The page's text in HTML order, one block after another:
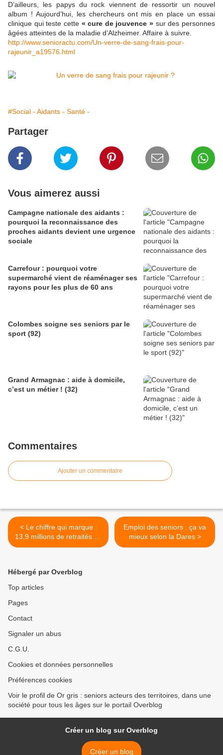
D’ailleurs, les papys du rock viennent de ressortir un nouvel
album ! Aujourd’hui, les chercheurs ont mis en place un essai
clinique qui teste cette « cure de jouvence » sur des personnes
âgées atteintes de la maladie d’Alzheimer. Affaire à suivre.
http://www.senioractu.com/Un-verre-de-sang-frais-pour-
rajeunir_a19576.html
#Social - Aidants - Santé -
Partager
Vous aimerez aussi
Campagne nationale des aidants :
pourquoi la reconnaissance des
proches aidants devient une urgence
sociale
Carrefour : pourquoi votre
supermarché vient de réaménager ses
rayons pour les plus de 60 ans
Colombes soigne ses seniors par le
sport (92)
Grand Armagnac : aide à domicile,
c’est un métier ! (32)
Commentaires
Ajouter un commentaire
< Le chiffre qui marque :
13,9 millions de retraités au
régime général en 2015 ;
Emploi des seniors : ça va
mieux selon la Dares >
Hébergé par Overblog
Top articles
Pages
Contact
Signaler un abus
C.G.U.
Cookies et données personnelles
Préférences cookies
Voir le profil de Or gris : seniors acteurs des territoires, dans une
société pour tous les âges sur le portail Overblog
Créer un blog sur Overblog
Créer un blog